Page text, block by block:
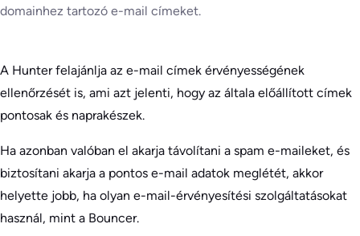
domainhez tartozó e-mail címeket.
A Hunter felajánlja az e-mail címek érvényességének
ellenőrzését is, ami azt jelenti, hogy az általa előállított címek
pontosak és naprakészek.
Ha azonban valóban el akarja távolítani a spam e-maileket, és
biztosítani akarja a pontos e-mail adatok meglétét, akkor
helyette jobb, ha olyan e-mail-érvényesítési szolgáltatásokat
használ, mint a Bouncer.